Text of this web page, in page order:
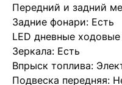
Передний и задний
Задние фонари: Есть
LED дневные ходовые
Зеркала: Есть
Впрыск топлива:
Подвеска передняя: